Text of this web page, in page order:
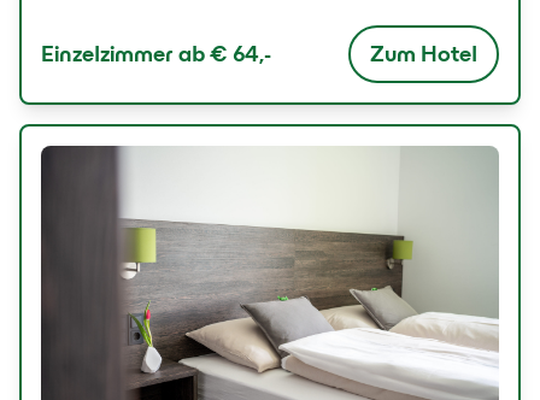
Einzelzimmer ab € 64,- Zum Hotel